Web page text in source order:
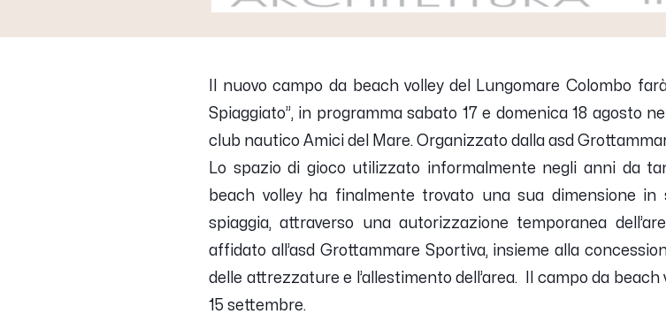
Il nuovo campo da beach volley del Lungomare Colombo
Spiaggiato”, in programma sabato 17 e domenica 18 agosto
club nautico Amici del Mare. Organizzato dalla asd
Lo spazio di gioco utilizzato informalmente negli anni da
beach volley ha finalmente trovato una sua dimensione
spiaggia, attraverso una autorizzazione temporanea
affidato all’asd Grottammare Sportiva, insieme alla
delle attrezzature e l’allestimento dell’area.
Il campo da
15 settembre.